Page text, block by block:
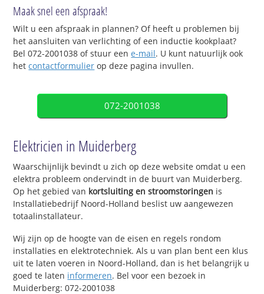
Maak snel een afspraak!
Wilt u een afspraak in plannen? Of heeft u problemen bij
het aansluiten van verlichting of een inductie kookplaat?
Bel 072-2001038 of stuur eene-mail. U kunt natuurlijk ook
hetcontactformulier op deze pagina invullen.
072-2001038
Elektricien in Muiderberg
Waarschijnlijk bevindt u zich op deze website omdat u een
elektra probleem ondervindt in de buurt van Muiderberg.
Op het gebied van kortsluiting en stroomstoringen is
Installatiebedrijf Noord-Holland beslist uw aangewezen
totaalinstallateur.
Wij zijn op de hoogte van de eisen en regels rondom
installaties en elektrotechniek. Als u van plan bent een klus
uit te laten voeren in Noord-Holland, dan is het belangrijk u
goed te laten informeren. Bel voor een bezoek in
Muiderberg: 072-2001038